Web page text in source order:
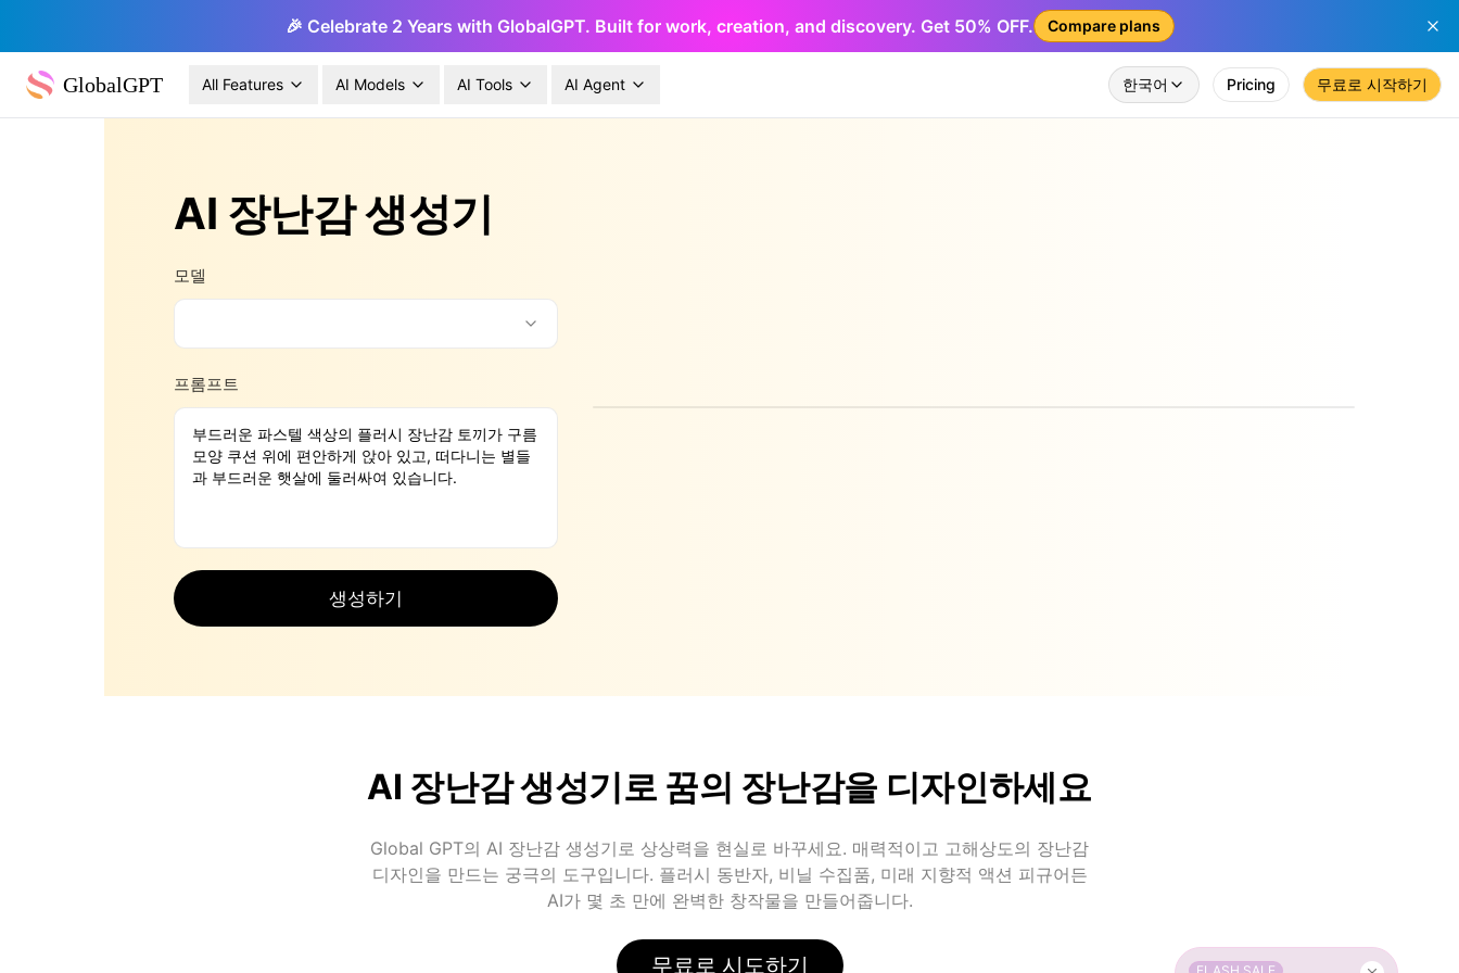
🎉 Celebrate 2 Years with GlobalGPT. Built for work, creation, and discovery. Get 50% OFF. Compare plans
GlobalGPT All Features AI Models AI Tools AI Agent 한국어 Pricing 무료로 시작하기
AI 장난감 생성기
모델
프롬프트
생성하기
AI 장난감 생성기로 꿈의 장난감을 디자인하세요
Global GPT의 AI 장난감 생성기로 상상력을 현실로 바꾸세요. 매력적이고 고해상도의 장난감
디자인을 만드는 궁극의 도구입니다. 플러시 동반자, 비닐 수집품, 미래 지향적 액션 피규어든
AI가 몇 초 만에 완벽한 창작물을 만들어줍니다.
무료로 시도하기